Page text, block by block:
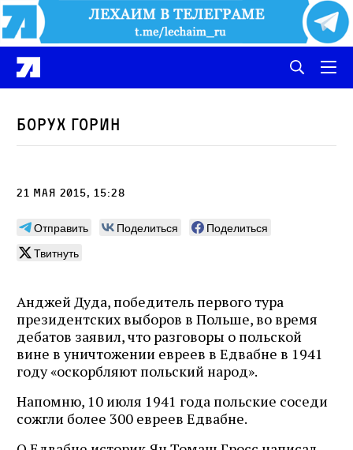
Борух Горин
21 мая 2015, 15:28
Отправить Поделиться
Поделиться
Твитнуть
Анджей Дуда, победитель первого тура
президентских выборов в Польше, во время
дебатов заявил, что разговоры о польской
вине в уничтожении евреев в Едвабне в 1941
году «оскорбляют польский народ».
Напомню, 10 июля 1941 года польские соседи
сожгли более 300 евреев Едвабне.